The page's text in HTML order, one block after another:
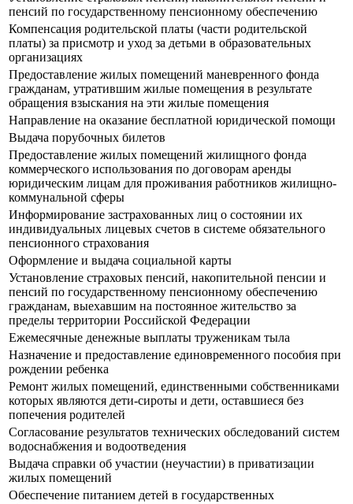
пенсий по государственному пенсионному обеспечению
Компенсация родительской платы (части родительской
платы) за присмотр и уход за детьми в образовательных
организациях
Предоставление жилых помещений маневренного фонда
гражданам, утратившим жилые помещения в результате
обращения взыскания на эти жилые помещения
Направление на оказание бесплатной юридической помощи
Выдача порубочных билетов
Предоставление жилых помещений жилищного фонда
коммерческого использования по договорам аренды
юридическим лицам для проживания работников жилищно-
коммунальной сферы
Информирование застрахованных лиц о состоянии их
индивидуальных лицевых счетов в системе обязательного
пенсионного страхования
Оформление и выдача социальной карты
Установление страховых пенсий, накопительной пенсии и
пенсий по государственному пенсионному обеспечению
гражданам, выехавшим на постоянное жительство за
пределы территории Российской Федерации
Ежемесячные денежные выплаты труженикам тыла
Назначение и предоставление единовременного пособия при
рождении ребенка
Ремонт жилых помещений, единственными собственниками
которых являются дети-сироты и дети, оставшиеся без
попечения родителей
Согласование результатов технических обследований систем
водоснабжения и водоотведения
Выдача справки об участии (неучастии) в приватизации
жилых помещений
Обеспечение питанием детей в государственных